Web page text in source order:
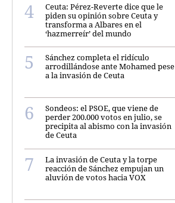
Ceuta: Pérez-Reverte dice que le
piden su opinión sobre Ceuta y
transforma a Albares en el
‘hazmerreír’ del mundo
Sánchez completa el ridículo
arrodillándose ante Mohamed pese
a la invasión de Ceuta
Sondeos: el PSOE, que viene de
perder 200.000 votos en julio, se
precipita al abismo con la invasión
de Ceuta
La invasión de Ceuta y la torpe
reacción de Sánchez empujan un
aluvión de votos hacia VOX